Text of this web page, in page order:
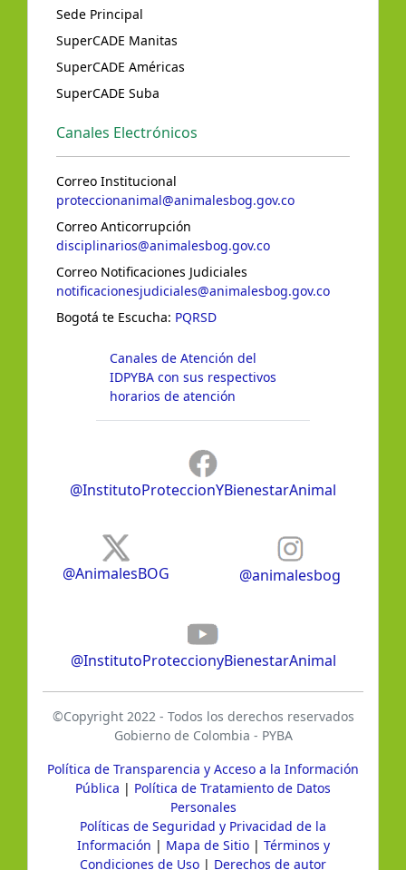
Sede Principal
SuperCADE Manitas
SuperCADE Américas
SuperCADE Suba
Canales Electrónicos
Correo Institucional
proteccionanimal@animalesbog.gov.co
Correo Anticorrupción
disciplinarios@animalesbog.gov.co
Correo Notificaciones Judiciales
notificacionesjudiciales@animalesbog.gov.co
Bogotá te Escucha: PQRSD
Canales de Atención del
IDPYBA con sus respectivos
horarios de atención
@InstitutoProteccionYBienestarAnimal
@AnimalesBOG @animalesbog
@InstitutoProteccionyBienestarAnimal
©Copyright 2022 - Todos los derechos reservados
Gobierno de Colombia - PYBA
Política de Transparencia y Acceso a la Información
Pública | Política de Tratamiento de Datos
Personales
Políticas de Seguridad y Privacidad de la
Información | Mapa de Sitio| Términos y
Condiciones de Uso | Derechos de autor